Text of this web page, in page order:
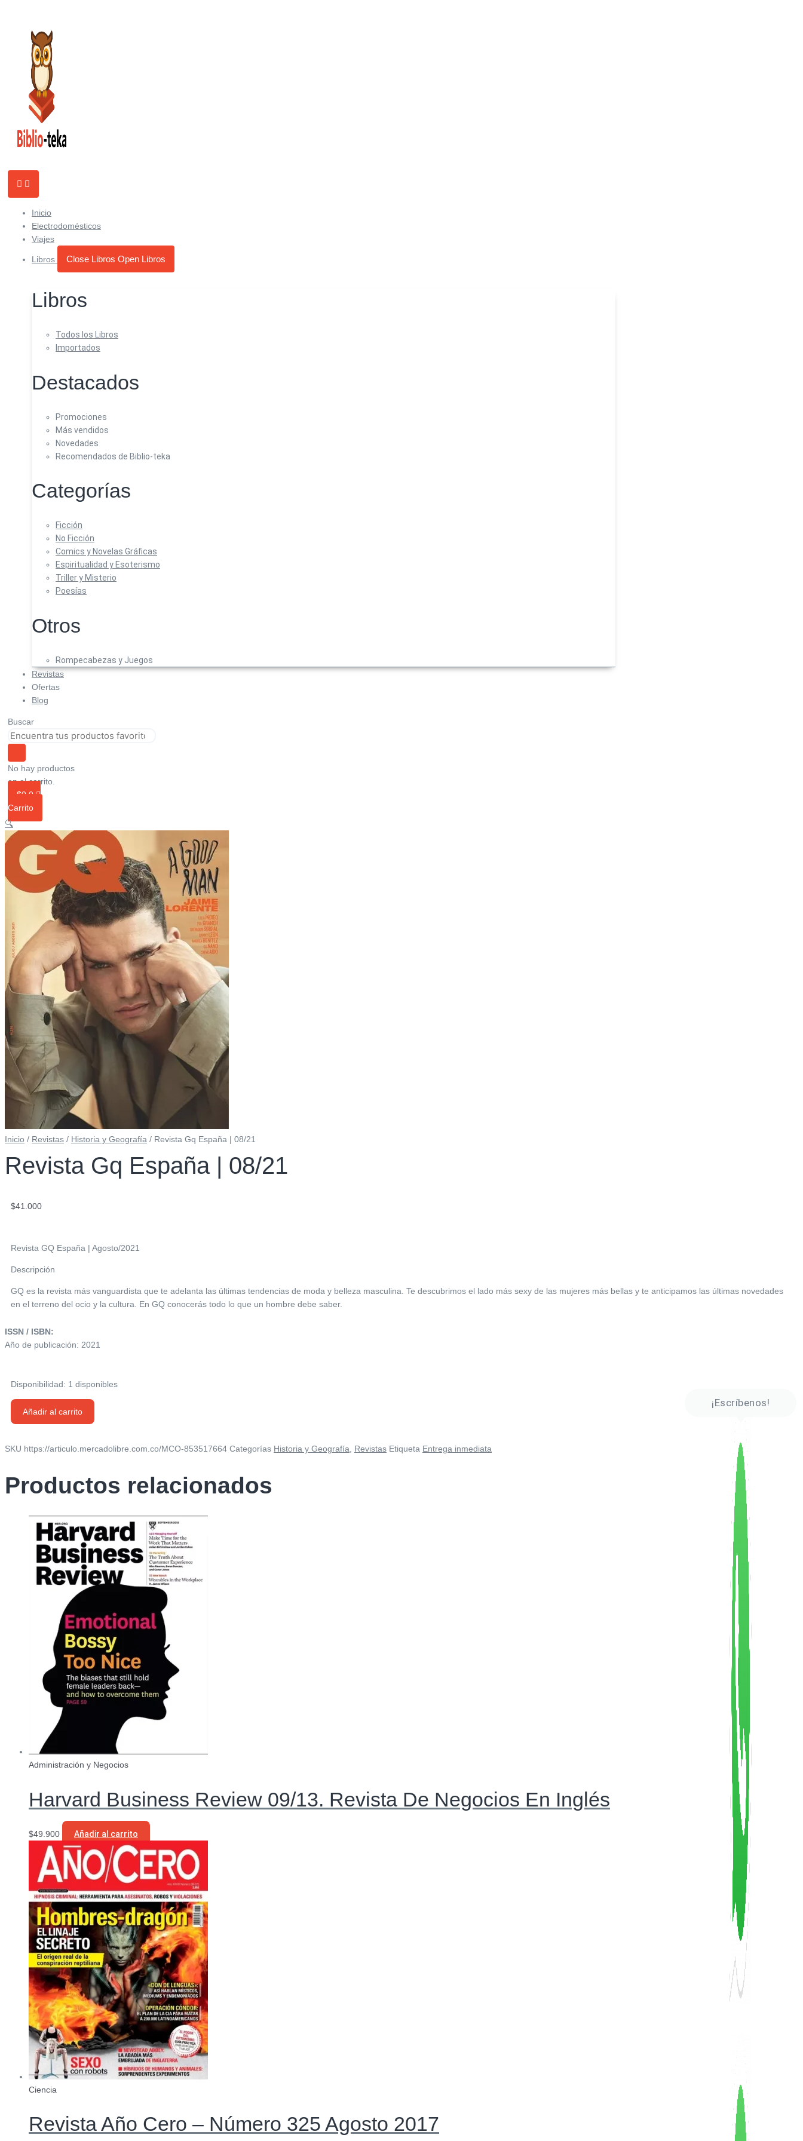
contenido
Inicio
Electrodomésticos
Viajes
Libros Close Libros Open Libros
Libros
Todos los Libros
Importados
Destacados
Promociones
Más vendidos
Novedades
Recomendados de Biblio-teka
Categorías
Ficción
No Ficción
Comics y Novelas Gráficas
Espiritualidad y Esoterismo
Triller y Misterio
Poesías
Otros
Rompecabezas y Juegos
Revistas
Ofertas
Blog
Buscar
No hay productos
en el carrito.
$0 0
Carrito
🔍
Inicio / Revistas / Historia y Geografía / Revista Gq España | 08/21
Revista Gq España | 08/21
$41.000
Revista GQ España | Agosto/2021
Descripción
GQ es la revista más vanguardista que te adelanta las últimas tendencias de moda y belleza masculina. Te descubrimos el lado más sexy de las mujeres más bellas y te anticipamos las últimas novedades
en el terreno del ocio y la cultura. En GQ conocerás todo lo que un hombre debe saber.
ISSN / ISBN:
Año de publicación: 2021
Disponibilidad: 1 disponibles
Revista
Gq
|
Añadir al carrito
SKU https://articulo.mercadolibre.com.co/MCO-853517664 Categorías Historia y Geografía Revistas Etiqueta Entrega inmediata
Productos relacionados
Administración y Negocios
Harvard Business Review 09/13. Revista De Negocios En Inglés
$49.900 Añadir al carrito
Ciencia
Revista Año Cero – Número 325 Agosto 2017
¡Escríbenos!